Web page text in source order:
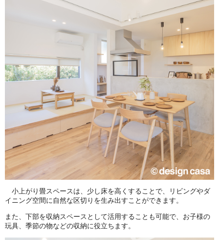
小上がり畳スペースは、少し床を高くすることで、リビングやダ
イニング空間に自然な区切りを生み出すことができます。
また、下部を収納スペースとして活用することも可能で、お子様の
玩具、季節の物などの収納に役立ちます。